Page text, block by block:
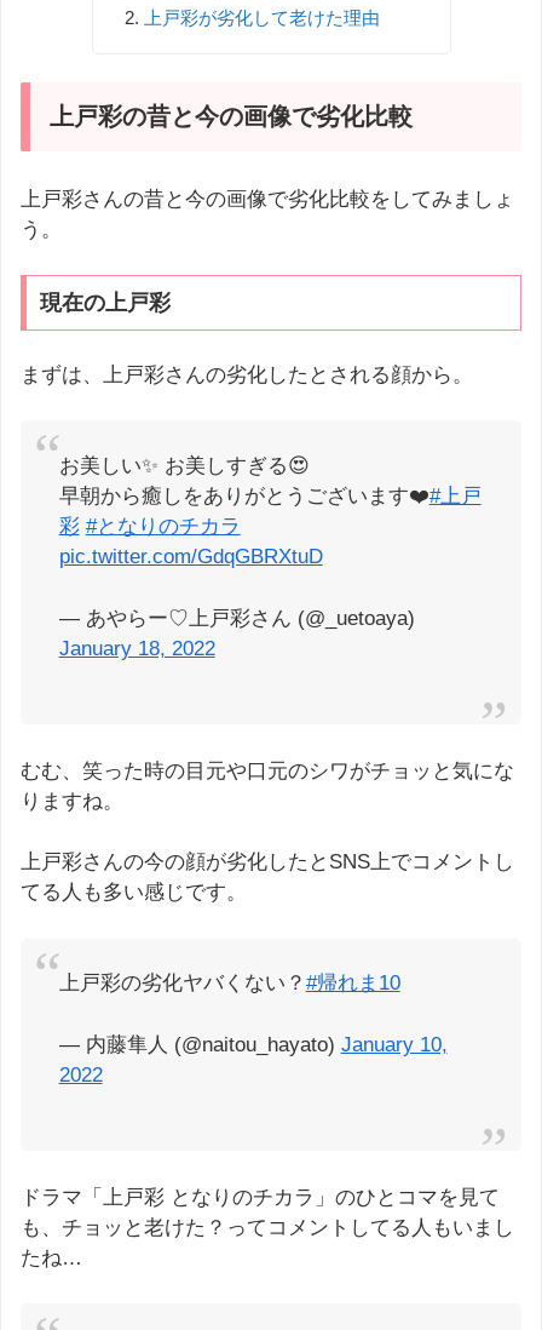
上戸彩が劣化して老けた理由
上戸彩の昔と今の画像で劣化比較
上戸彩さんの昔と今の画像で劣化比較をしてみましょ
う。
現在の上戸彩
まずは、上戸彩さんの劣化したとされる顔から。
お美しい✨ お美しすぎる😍
早朝から癒しをありがとうございます❤️#上戸
彩 #となりのチカラ
pic.twitter.com/GdqGBRXtuD
— あやらー♡上戸彩さん (@_uetoaya)
January 18, 2022
むむ、笑った時の目元や口元のシワがチョッと気にな
りますね。
上戸彩さんの今の顔が劣化したとSNS上でコメントし
てる人も多い感じです。
上戸彩の劣化ヤバくない？ #帰れま10
— 内藤隼人 (@naitou_hayato) January 10,
2022
ドラマ「上戸彩 となりのチカラ」のひとコマを見て
も、チョッと老けた？ってコメントしてる人もいまし
たね…